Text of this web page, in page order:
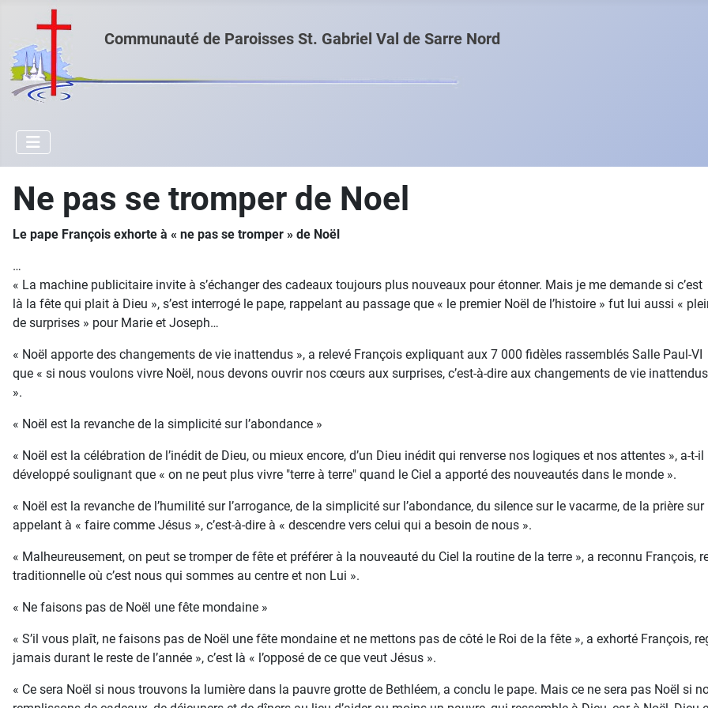
Communauté de Paroisses St. Gabriel Val de Sarre Nord
Ne pas se tromper de Noel
Le pape François exhorte à « ne pas se tromper » de Noël
…
« La machine publicitaire invite à s’échanger des cadeaux toujours plus nouveaux pour étonner. Mais je me demande si c’est
là la fête qui plait à Dieu », s’est interrogé le pape, rappelant au passage que « le premier Noël de l’histoire » fut lui aussi «
de surprises » pour Marie et Joseph…
« Noël apporte des changements de vie inattendus », a relevé François expliquant aux 7 000 fidèles rassemblés Salle Paul-VI
que « si nous voulons vivre Noël, nous devons ouvrir nos cœurs aux surprises, c’est-à-dire aux changements de vie inattendus
».
« Noël est la revanche de la simplicité sur l’abondance »
« Noël est la célébration de l’inédit de Dieu, ou mieux encore, d’un Dieu inédit qui renverse nos logiques et nos attentes », a-t-il
développé soulignant que « on ne peut plus vivre "terre à terre" quand le Ciel a apporté des nouveautés dans le monde ».
« Noël est la revanche de l’humilité sur l’arrogance, de la simplicité sur l’abondance, du silence sur le vacarme, de la prière
appelant à « faire comme Jésus », c’est-à-dire à « descendre vers celui qui a besoin de nous ».
« Malheureusement, on peut se tromper de fête et préférer à la nouveauté du Ciel la routine de la terre », a reconnu François,
traditionnelle où c’est nous qui sommes au centre et non Lui ».
« Ne faisons pas de Noël une fête mondaine »
« S’il vous plaît, ne faisons pas de Noël une fête mondaine et ne mettons pas de côté le Roi de la fête », a exhorté François,
jamais durant le reste de l’année », c’est là « l’opposé de ce que veut Jésus ».
« Ce sera Noël si nous trouvons la lumière dans la pauvre grotte de Bethléem, a conclu le pape. Mais ce ne sera pas Noël si